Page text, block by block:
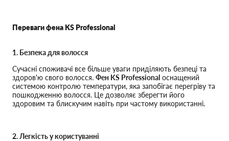
Переваги фена KS Professional
1. Безпека для волосся
Сучасні споживачі все більше уваги приділяють безпеці та
здоров'ю свого волосся. Фен KS Professional оснащений
системою контролю температури, яка запобігає перегріву та
пошкодженню волосся. Це дозволяє зберегти його
здоровим та блискучим навіть при частому використанні.
2. Легкість у користуванні